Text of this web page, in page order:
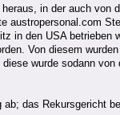
in der auch
austropersonal.com
in den USA
Von diesem
wurde sodann
ab; das Rekursgericht